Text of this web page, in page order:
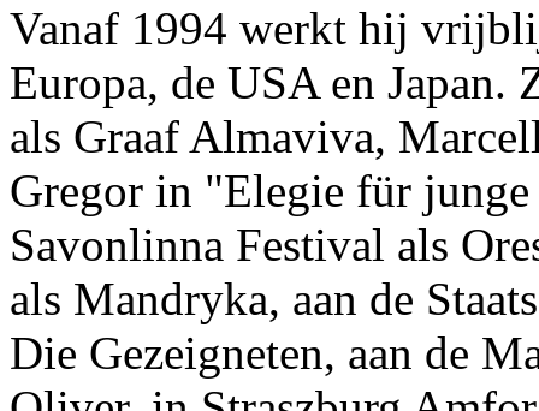
Vanaf 1994 werkt hij
Europa, de USA en Japan.
als Graaf Almaviva,
Gregor in "Elegie für
Savonlinna Festival als
als Mandryka, aan de
Die Gezeigneten, aan de